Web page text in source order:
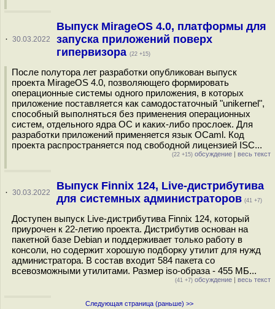
· 30.03.2022
Выпуск MirageOS 4.0, платформы для
запуска приложений поверх
гипервизора (22 +15)
После полутора лет разработки опубликован выпуск
проекта MirageOS 4.0, позволяющего формировать
операционные системы одного приложения, в которых
приложение поставляется как самодостаточный "unikernel",
способный выполняться без применения операционных
систем, отдельного ядра ОС и каких-либо прослоек. Для
разработки приложений применяется язык OCaml. Код
проекта распространяется под свободной лицензией ISC...
(22 +15) обсуждение | весь текст
· 30.03.2022
Выпуск Finnix 124, Live-дистрибутива
для системных администраторов (41 +7)
Доступен выпуск Live-дистрибутива Finnix 124, который
приурочен к 22-летию проекта. Дистрибутив основан на
пакетной базе Debian и поддерживает только работу в
консоли, но содержит хорошую подборку утилит для нужд
администратора. В состав входит 584 пакета со
всевозможными утилитами. Размер iso-образа - 455 МБ...
(41 +7) обсуждение | весь текст
Следующая страница (раньше) >>